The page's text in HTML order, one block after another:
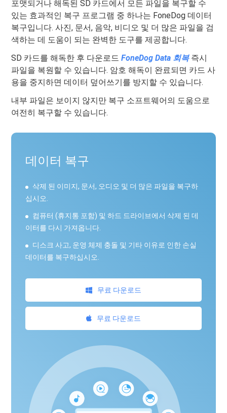
포맷되거나 해독된 SD 카드에서 모든 파일을 복구할 수
있는 효과적인 복구 프로그램 중 하나는 FoneDog 데이터
복구입니다. 사진, 문서, 음악, 비디오 및 더 많은 파일을 검
색하는 데 도움이 되는 완벽한 도구를 제공합니다.
SD 카드를 해독한 후 다운로드FoneDog Data 회복즉시
파일을 복원할 수 있습니다. 암호 해독이 완료되면 카드 사
용을 중지하면 데이터 덮어쓰기를 방지할 수 있습니다.
내부 파일은 보이지 않지만 복구 소프트웨어의 도움으로
여전히 복구할 수 있습니다.
데이터 복구
삭제 된 이미지, 문서, 오디오 및 더 많은 파일을 복구하
십시오.
컴퓨터 (휴지통 포함) 및 하드 드라이브에서 삭제 된 데
이터를 다시 가져옵니다.
디스크 사고, 운영 체제 충돌 및 기타 이유로 인한 손실
데이터를 복구하십시오.
무료 다운로드
무료 다운로드